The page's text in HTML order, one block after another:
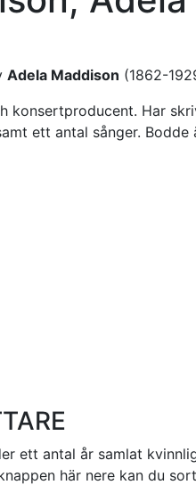
Adela Maddison (1862-
konsertproducent. Har
ett antal sånger.
ett antal år samlat
här nere kan du